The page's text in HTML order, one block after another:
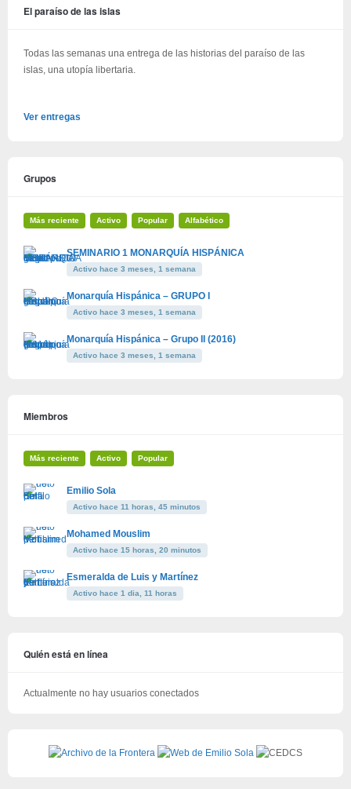
El paraíso de las islas
Todas las semanas una entrega de las historias del paraíso de las
islas, una utopía libertaria.
Ver entregas
Grupos
Más reciente Activo Popular Alfabético
SEMINARIO 1 MONARQUÍA HISPÁNICA
Activo hace 3 meses, 1 semana
Monarquía Hispánica – GRUPO I
Activo hace 3 meses, 1 semana
Monarquía Hispánica – Grupo II (2016)
Activo hace 3 meses, 1 semana
Miembros
Más reciente Activo Popular
Emilio Sola
Activo hace 11 horas, 45 minutos
Mohamed Mouslim
Activo hace 15 horas, 20 minutos
Esmeralda de Luis y Martínez
Activo hace 1 dia, 11 horas
Quién está en línea
Actualmente no hay usuarios conectados